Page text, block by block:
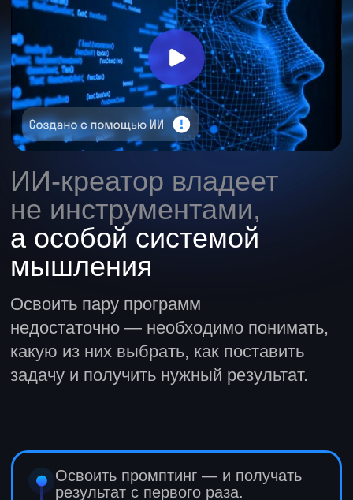
Экономия
бюджета
>80%
На столько больше зарабатывают
те, кто владеет ИИ
Столько людей используют
визуальные и текстовые
нейросети — и вы будете
Рост скорости
создания
×10
Формула ИИ-креатора